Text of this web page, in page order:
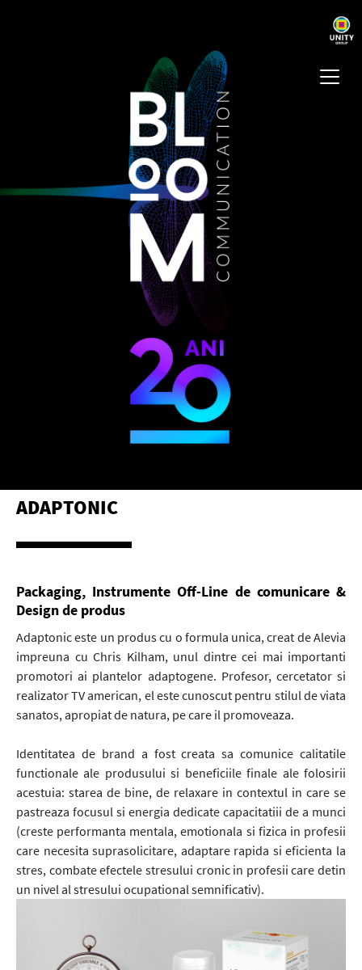
ADAPTONIC
Packaging, Instrumente Off-Line de comunicare &
Design de produs
Adaptonic este un produs cu o formula unica, creat de Alevia
impreuna cu Chris Kilham, unul dintre cei mai importanti
promotori ai plantelor adaptogene. Profesor, cercetator si
realizator TV american, el este cunoscut pentru stilul de viata
sanatos, apropiat de natura, pe care il promoveaza.
Identitatea de brand a fost creata sa comunice calitatile
functionale ale produsului si beneficiile finale ale folosirii
acestuia: starea de bine, de relaxare in contextul in care se
pastreaza focusul si energia dedicate capacitatiii de a munci
(creste performanta mentala, emotionala si fizica in profesii
care necesita suprasolicitare, adaptare rapida si eficienta la
stres, combate efectele stresului cronic in profesii care detin
un nivel al stresului ocupational semnificativ).